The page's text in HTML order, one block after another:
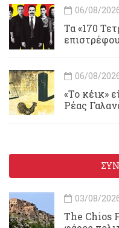
06/08/
Τα «170
06/08/
«Το κέικ»
Ρέας
03/08/
Τhe Chios